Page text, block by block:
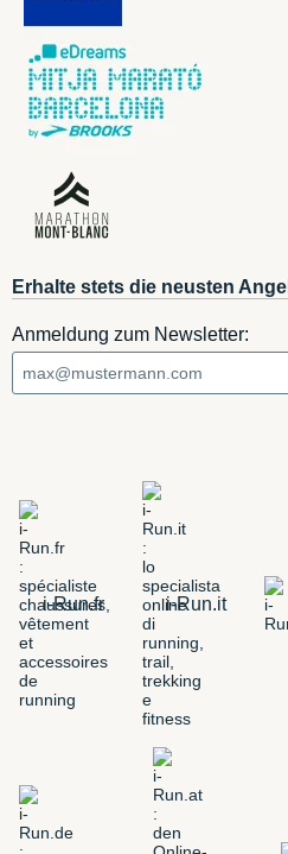
Erhalte stets die neusten
Anmeldung zum Newsletter:
i-Run.fr i-Run.it